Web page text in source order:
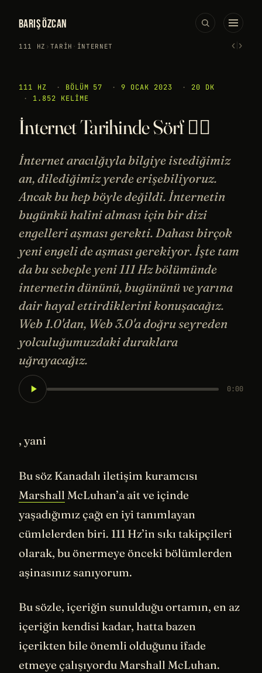
BARIŞ ÖZCAN
111 HZ › TARIH · İNTERNET ‹›
111 HZ · BÖLÜM 57 · 9 OCAK 2023 ·
20 DK
·
1.852 KELIME
İnternet Tarihinde Sörf 🏄‍♀️
İnternet aracılğıyla bilgiye istediğimiz
an, dilediğimiz yerde erişebiliyoruz.
Ancak bu hep böyle değildi. İnternetin
bugünkü halini alması için bir dizi
engelleri aşması gerekti. Dahası birçok
yeni engeli de aşması gerekiyor. İşte tam
da bu sebeple yeni 111 Hz bölümünde
internetin dününü, bugününü ve yarına
dair hayal ettirdiklerini konuşacağız.
Web 1.0'dan, Web 3.0'a doğru seyreden
yolculuğumuzdaki duraklara
uğrayacağız.
0:00
, yani
Bu söz Kanadalı iletişim kuramcısı
Marshall McLuhan’a ait ve içinde
yaşadığımız çağı en iyi tanımlayan
cümlelerden biri. 111 Hz’in sıkı takipçileri
olarak, bu önermeye önceki bölümlerden
aşinasınız sanıyorum.
Bu sözle, içeriğin sunulduğu ortamın, en az
içeriğin kendisi kadar, hatta bazen
içerikten bile önemli olduğunu ifade
etmeye çalışıyordu Marshall McLuhan.